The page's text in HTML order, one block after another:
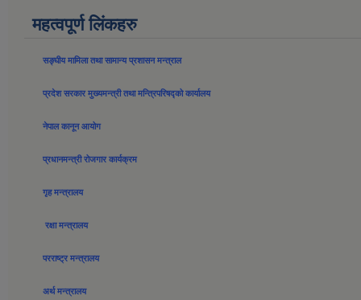
महत्वपूर्ण लिंकहरु
सङ्घीय मामिला तथा सामान्य प्रशासन मन्त्राल
प्रदेश सरकार मुख्यमन्त्री तथा मन्त्रिपरिषद्को कार्यालय
नेपाल कानून आयोग
प्रधानमन्त्री रोजगार कार्यक्रम
गृह मन्त्रालय
रक्षा मन्त्रालय
परराष्ट्र मन्त्रालय
अर्थ मन्त्रालय